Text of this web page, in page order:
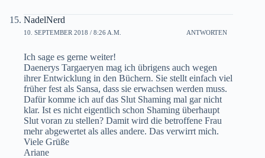
NadelNerd
10. SEPTEMBER 2018 / 8:26 A.M. ANTWORTEN
Ich sage es gerne weiter!
Daenerys Targaeryen mag ich übrigens auch wegen
ihrer Entwicklung in den Büchern. Sie stellt einfach viel
früher fest als Sansa, dass sie erwachsen werden muss.
Dafür komme ich auf das Slut Shaming mal gar nicht
klar. Ist es nicht eigentlich schon Shaming überhaupt
Slut voran zu stellen? Damit wird die betroffene Frau
mehr abgewertet als alles andere. Das verwirrt mich.
Viele Grüße
Ariane